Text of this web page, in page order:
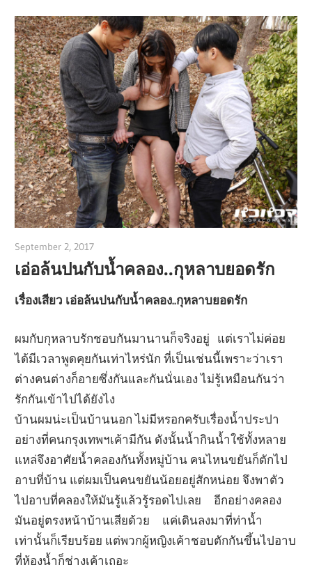
September 2, 2017
เอ่อล้นปนกับน้ำคลอง..กุหลาบยอดรัก
เรื่องเสียว เอ่อล้นปนกับน้ำคลอง..กุหลาบยอดรัก
ผมกับกุหลาบรักชอบกันมานานก็จริงอยู่ แต่เราไม่ค่อย
ได้มีเวลาพูดคุยกันเท่าไหร่นัก ที่เป็นเช่นนี้เพราะว่าเรา
ต่างคนต่างก็อายซึ่งกันและกันนั่นเอง ไม่รู้เหมือนกันว่า
รักกันเข้าไปได้ยังไง
บ้านผมน่ะเป็นบ้านนอก ไม่มีหรอกครับเรื่องน้ำประปา
อย่างที่คนกรุงเทพฯเค้ามีกัน ดังนั้นน้ำกินน้ำใช้ทั้งหลาย
แหล่จึงอาศัยน้ำคลองกันทั้งหมู่บ้าน คนไหนขยันก็ตักไป
อาบที่บ้าน แต่ผมเป็นคนขยันน้อยอยู่สักหน่อย จึงพาตัว
ไปอาบที่คลองให้มันรู้แล้วรู้รอดไปเลย อีกอย่างคลอง
มันอยู่ตรงหน้าบ้านเสียด้วย แค่เดินลงมาที่ท่าน้ำ
เท่านั้นก็เรียบร้อย แต่พวกผู้หญิงเค้าชอบตักกันขึ้นไปอาบ
ที่ห้องน้ำก็ช่างเค้าเถอะ